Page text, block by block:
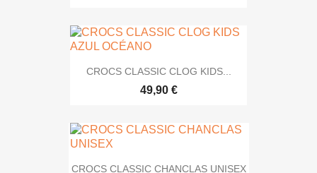
CROCS CLASSIC CLOG KIDS...
49,90 €
CROCS CLASSIC CHANCLAS UNISEX